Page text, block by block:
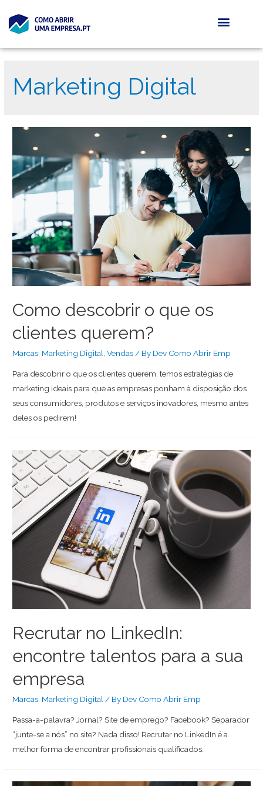
Marketing Digital
Como descobrir o que os
clientes querem?
Marcas Marketing Digital ,Vendas / By Dev Como Abrir Emp
Para descobrir o que os clientes querem, temos estratégias de
marketing ideais para que as empresas ponham à disposição dos
seus consumidores, produtos e serviços inovadores, mesmo antes
deles os pedirem!
Recrutar no LinkedIn:
encontre talentos para a sua
empresa
Marcas Marketing Digital / By Dev Como Abrir Emp
Passa-a-palavra? Jornal? Site de emprego? Facebook? Separador
“junte-se a nós” no site? Nada disso! Recrutar no LinkedIn é a
melhor forma de encontrar profissionais qualificados.